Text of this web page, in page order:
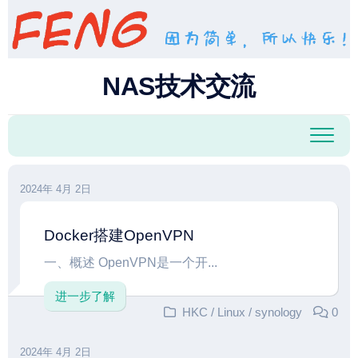
NAS技术交流
2024年 4月 2日
Docker搭建OpenVPN
一、概述 OpenVPN是一个开...
进一步了解
HKC / Linux / synology 0
2024年 4月 2日